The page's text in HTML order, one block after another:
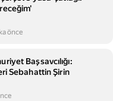
önce
Başsavcılığı:
Sebahattin Şirin